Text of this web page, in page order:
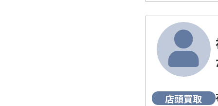
店頭買取